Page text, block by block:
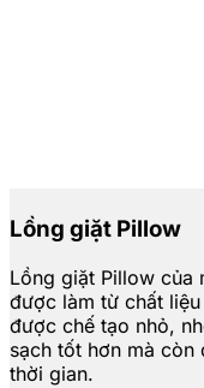
Lồng giặt Pillow
Lồng giặt Pillow của
được làm từ chất
được chế tạo nhỏ,
sạch tốt hơn mà
thời gian.